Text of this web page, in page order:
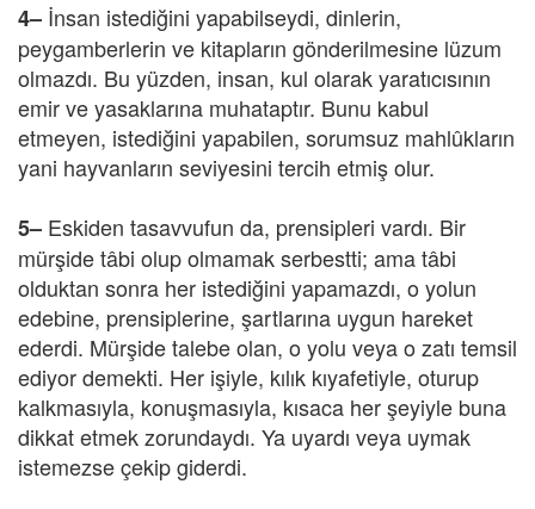
4– İnsan istediğini yapabilseydi, dinlerin,
peygamberlerin ve kitapların gönderilmesine lüzum
olmazdı. Bu yüzden, insan, kul olarak yaratıcısının
emir ve yasaklarına muhataptır. Bunu kabul
etmeyen, istediğini yapabilen, sorumsuz mahlûkların
yani hayvanların seviyesini tercih etmiş olur.
5– Eskiden tasavvufun da, prensipleri vardı. Bir
mürşide tâbi olup olmamak serbestti; ama tâbi
olduktan sonra her istediğini yapamazdı, o yolun
edebine, prensiplerine, şartlarına uygun hareket
ederdi. Mürşide talebe olan, o yolu veya o zatı temsil
ediyor demekti. Her işiyle, kılık kıyafetiyle, oturup
kalkmasıyla, konuşmasıyla, kısaca her şeyiyle buna
dikkat etmek zorundaydı. Ya uyardı veya uymak
istemezse çekip giderdi.